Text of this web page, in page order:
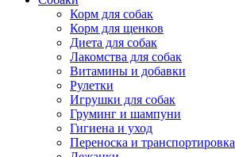
Корм для собак
Корм для щенков
Диета для собак
Лакомства для собак
Витамины и добавки
Рулетки
Игрушки для собак
Груминг и шампуни
Гигиена и уход
Переноска и транспортировка